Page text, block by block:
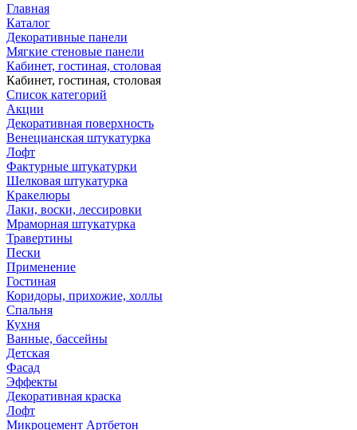
Главная
Каталог
Декоративные панели
Мягкие стеновые панели
Кабинет, гостиная, столовая
Кабинет, гостиная, столовая
Список категорий
Акции
Декоративная поверхность
Венецианская штукатурка
Лофт
Фактурные штукатурки
Шелковая штукатурка
Кракелюры
Лаки, воски, лессировки
Мраморная штукатурка
Травертины
Пески
Применение
Гостиная
Коридоры, прихожие, холлы
Спальня
Кухня
Ванные, бассейны
Детская
Фасад
Эффекты
Декоративная краска
Лофт
Микроцемент Артбетон